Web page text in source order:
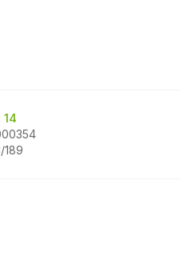
14
189